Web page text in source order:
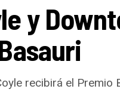
y
recibirá el